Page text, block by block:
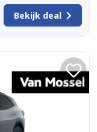
Bekijk deal